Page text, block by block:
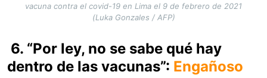
vacuna contra el covid-19 en Lima el 9 de febrero de 2021
(Luka Gonzales / AFP)
6. “Por ley, no se sabe qué hay
dentro de las vacunas”: Engañoso